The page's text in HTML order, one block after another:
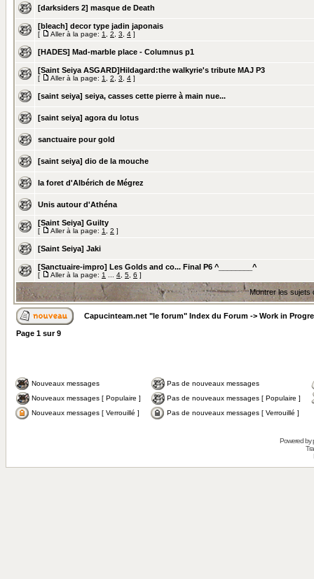
[darksiders 2] masque de Death
[bleach] decor type jadin japonais
[ Aller à la page: 1 2 3 4 ]
[HADES] Mad-marble place - Columnus p1
[Saint Seiya ASGARD]Hildagard:the walkyrie's tribute MAJ P3
[ Aller à la page: 1 2 3 4 ]
[saint seiya] seiya, casses cette pierre à main nue...
[saint seiya] agora du lotus
sanctuaire pour gold
[saint seiya] dio de la mouche
la foret d'Albérich de Mégrez
Unis autour d'Athéna
[Saint Seiya] Guilty
[ Aller à la page: 1 2 ]
[Saint Seiya] Jaki
[Sanctuaire-impro] Les Golds and co... Final P6 ^________^
[ Aller à la page: 1 4 5 6 ]
Montrer les sujets
Capucinteam.net "le forum" Index du Forum -> Work in
Page 1 sur9
Nouveaux messages
Pas de nouveaux messages
Nouveaux messages [ Populaire ]
Pas de nouveaux messages [ Populaire ]
Nouveaux messages [ Verrouillé ]
Pas de nouveaux messages [ Verrouillé ]
Powered by